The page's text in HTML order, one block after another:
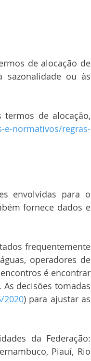
de alocação de
sazonalidade ou às
termos de alocação,
e-normativos/regras-
envolvidas para o
fornece dados e
frequentemente
operadores de
é encontrar
decisões tomadas
2020) para ajustar as
da Federação:
Piauí, Rio